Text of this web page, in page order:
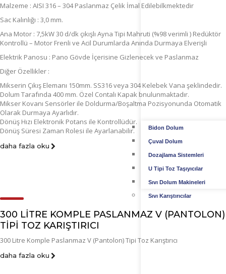
Bidon Dolum
Çuval Dolum
Dozajlama Sistemleri
U Tipi Toz Taşıyıcılar
Sıvı Dolum Makineleri
Sıvı Karıştırıcılar
Malzeme : AISI 316 – 304 Paslanmaz Çelik İmal Edilebilkmektedir
Sac Kalınlığı : 3,0 mm.
Ana Motor : 7,5kW 30 d/dk çıkışlı Ayna Tipi Mahruti (%98 verimli ) Redüktör
Kontrollü – Motor Frenli ve Acil Durumlarda Anında Durmaya Elverişli
Elektrik Panosu : Pano Gövde İçerisine Gizlenecek ve Paslanmaz
Diğer Özellikler :
Mikserin Çıkış Elemanı 150mm. SS316 veya 304 Kelebek Vana şeklindedir.
Dolum Tarafında 400 mm. Özel Contalı Kapak bnulunmaktadır.
Mikser Kovanı Sensörler ile Doldurma/Boşaltma Pozisyonunda Otomatik
Olarak Durmaya Ayarlıdır.
Dönüş Hızı Elektronik Potans ile Kontrollüdür.
Dönüş Süresi Zaman Rolesi ile Ayarlanabilir.
daha fazla oku
300 LITRE KOMPLE PASLANMAZ V (PANTOLON)
TIPI TOZ KARIŞTIRICI
300 Litre Komple Paslanmaz V (Pantolon) Tipi Toz Karıştırıcı
daha fazla oku